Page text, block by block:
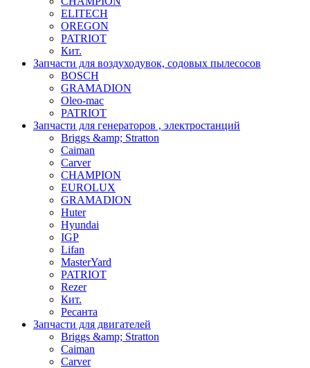
ELITECH
OREGON
PATRIOT
Кит.
Запчасти для воздуходувок, содовых пылесосов
BOSCH
GRAMADION
Oleo-mac
PATRIOT
Запчасти для генераторов , электростанций
Briggs &amp; Stratton
Caiman
Carver
CHAMPION
EUROLUX
GRAMADION
Huter
Hyundai
IGP
Lifan
MasterYard
PATRIOT
Rezer
Кит.
Ресанта
Запчасти для двигателей
Briggs &amp; Stratton
Caiman
Carver